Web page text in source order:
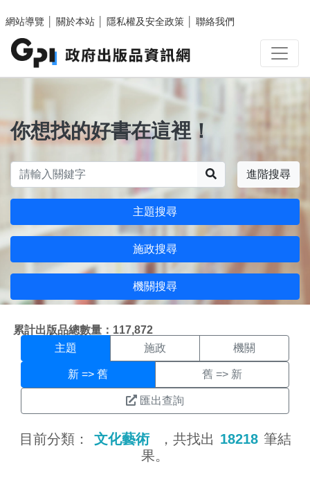
網站導覽
關於本站 隱私權及安全政策 聯絡我們
你想找的好書在這裡！
進階搜尋
主題搜尋
施政搜尋
機關搜尋
累計出版品總數量：117,872
主題搜尋結果頁面
主題 施政 機關
新 => 舊 舊 => 新
匯出查詢
目前分類： 文化藝術 ，共找出 18218 筆結
果。